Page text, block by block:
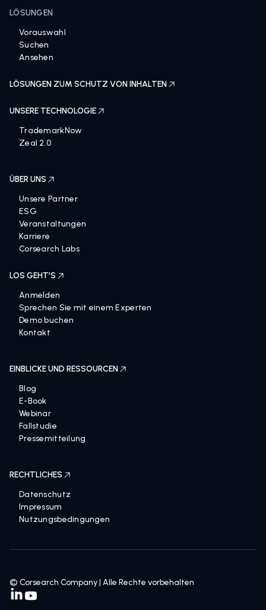
LÖSUNGEN
Vorauswahl
Suchen
Ansehen
LÖSUNGEN ZUM SCHUTZ VON INHALTEN
UNSERE TECHNOLOGIE
TrademarkNow
Zeal 2.0
ÜBER UNS
Unsere Partner
ESG
Veranstaltungen
Karriere
Corsearch Labs
LOS GEHT’S
Anmelden
Sprechen Sie mit einem Experten
Demo buchen
Kontakt
EINBLICKE UND RESSOURCEN
Blog
E-Book
Webinar
Fallstudie
Pressemitteilung
RECHTLICHES
Datenschutz
Impressum
Nutzungsbedingungen
© Corsearch Company | Alle Rechte vorbehalten